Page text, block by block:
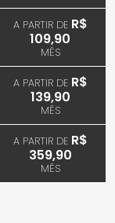
A PARTIR DE R$
109,90
MÊS
A PARTIR DE R$
139,90
MÊS
A PARTIR DE R$
359,90
MÊS